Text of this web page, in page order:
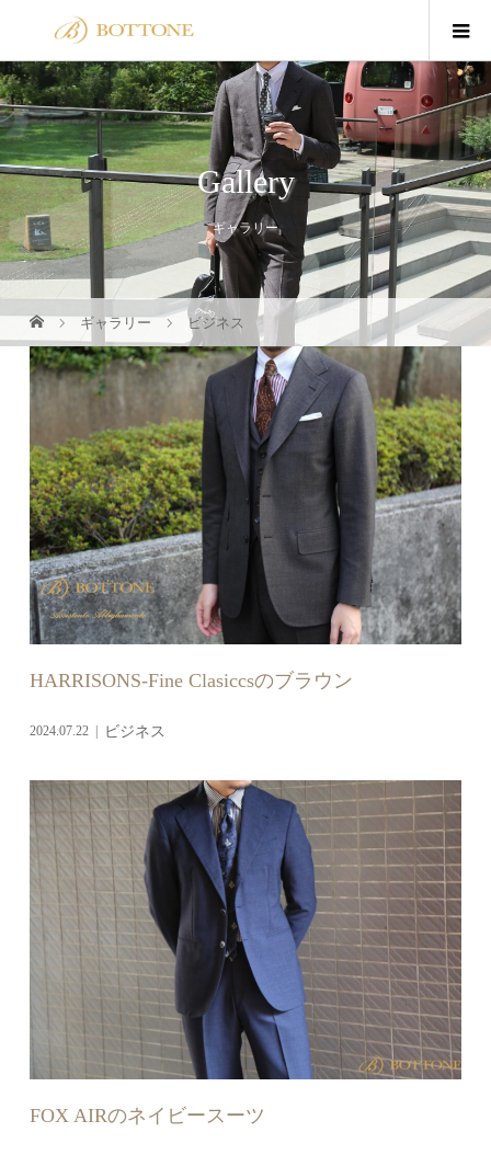
Gallery
ギャラリー
ギャラリー ビジネス
HARRISONS-Fine Clasiccsのブラウン
2024.07.22 ビジネス
FOX AIRのネイビースーツ